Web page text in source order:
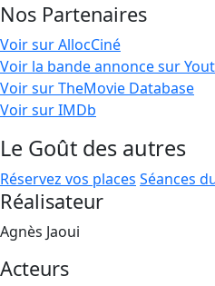
Nos Partenaires
Voir sur AllocCiné
Voir la bande annonce sur
Voir sur TheMovie Database
Voir sur IMDb
Le Goût des autres
Réservez vos places Séances
Réalisateur
Agnès Jaoui
Acteurs